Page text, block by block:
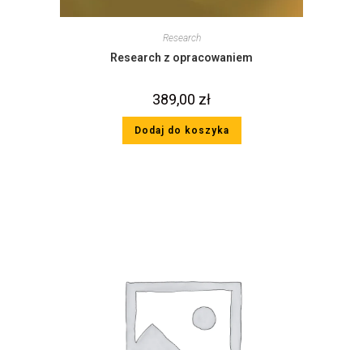
Research
Research z opracowaniem
389,00 zł
Dodaj do koszyka